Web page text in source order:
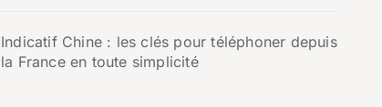
Indicatif Chine : les clés pour téléphoner depuis
la France en toute simplicité